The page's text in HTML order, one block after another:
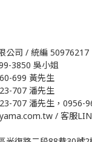
公司 / 統編 50976217
3850 吳小姐
699 黃先生
707 潘先生
707 潘先生，0956-
/ 客服